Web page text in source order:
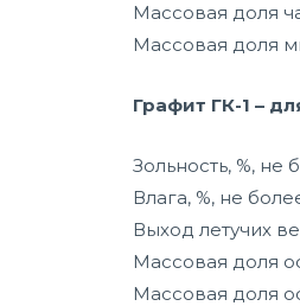
Массовая доля
Массовая доля
Графит ГК-1 –
Зольность, %, не
Влага, %, не
Выход летучих
Массовая доля
Массовая доля